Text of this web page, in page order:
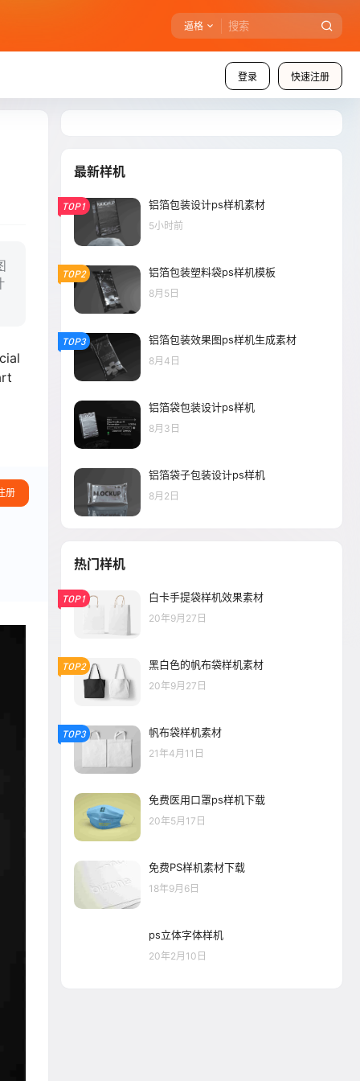
逼格
登录 快速注册
册
最新样机
TOP1 铝箔包装设计ps样机素材
5小时前
TOP2 铝箔包装塑料袋ps样机模板
8月5日
TOP3 铝箔包装效果图ps样机生成素材
8月4日
铝箔袋包装设计ps样机
8月3日
铝箔袋子包装设计ps样机
8月2日
热门样机
TOP1 白卡手提袋样机效果素材
20年9月27日
TOP2 黑白色的帆布袋样机素材
20年9月27日
TOP3 帆布袋样机素材
21年4月11日
免费医用口罩ps样机下载
20年5月17日
免费PS样机素材下载
18年9月6日
ps立体字体样机
20年2月10日